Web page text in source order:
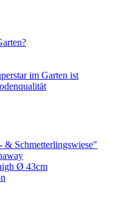
im Garten ist
& Schmetterlingswiese"
Ø 43cm